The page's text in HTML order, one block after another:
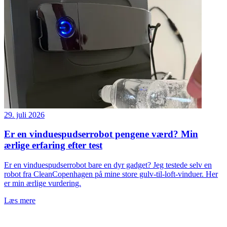
29. juli 2026
Er en vinduespudserrobot pengene værd? Min
ærlige erfaring efter test
Er en vinduespudserrobot bare en dyr gadget? Jeg testede selv en
robot fra CleanCopenhagen på mine store gulv-til-loft-vinduer. Her
er min ærlige vurdering.
Læs mere